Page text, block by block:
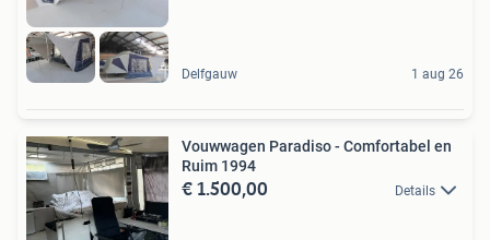
Delfgauw 1 aug 26
Vouwwagen Paradiso - Comfortabel en
Ruim 1994
€ 1.500,00 Details